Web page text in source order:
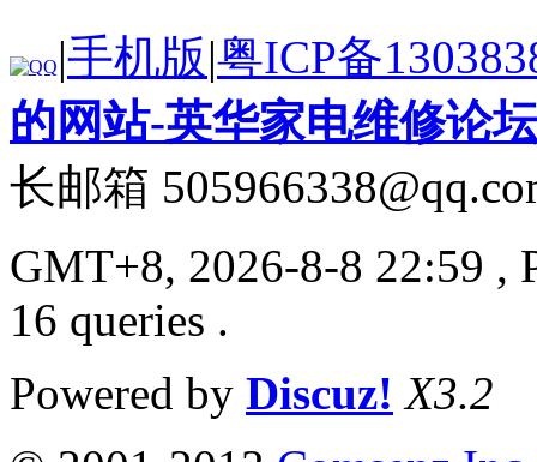
|手机版|粤ICP备
的网站-英华家电维修论
长邮箱
GMT+8, 2026-8-8 22:59 ,
16 queries .
Powered by Discuz! X3.2